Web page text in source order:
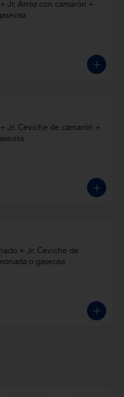
Jr. Arroz con camarón +
Jr. Ceviche de camarón +
+ Jr. Ceviche de
o gaseosa